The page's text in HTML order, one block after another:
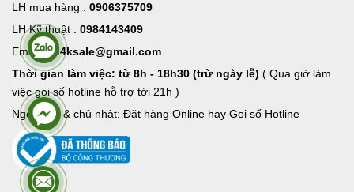
LH mua hàng : 0906375709
LH Kỹ thuật : 0984143409
Email:hd4ksale@gmail.com
Thời gian làm việc: từ 8h - 18h30 (trừ ngày lễ) ( Qua giờ làm
việc goi số hotline hỗ trợ tới 21h )
Ngoài giờ & chủ nhật: Đặt hàng Online hay Gọi số Hotline